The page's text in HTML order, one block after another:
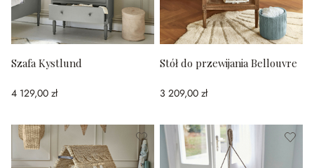
Szafa Kystlund
4 129,00 zł
Stół do przewijania Bellouvre
3 209,00 zł